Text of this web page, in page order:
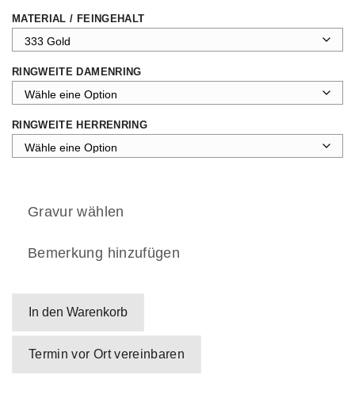
MATERIAL / FEINGEHALT
RINGWEITE DAMENRING
RINGWEITE HERRENRING
Gravur wählen
Bemerkung hinzufügen
In den Warenkorb
Termin vor Ort vereinbaren